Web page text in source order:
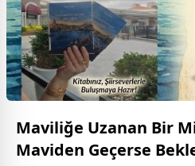
Maviliğe Uzanan Bir
Maviden Geçerse